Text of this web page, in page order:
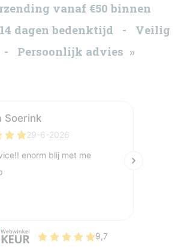
vanaf €50 binnen
dagen bedenktijd - Veilig
Persoonlijk advies »